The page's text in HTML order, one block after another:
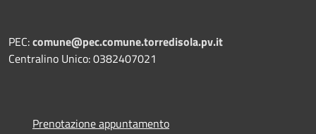
PEC:comune@pec.comune.torredisola.pv.it
Centralino Unico: 0382407021
Prenotazione appuntamento